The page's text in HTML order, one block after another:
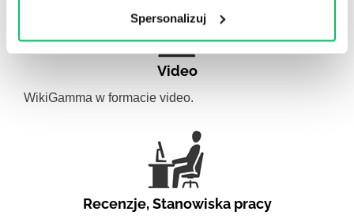
Spersonalizuj
Video
WikiGamma w formacie video.
Recenzje,Stanowiska pracy